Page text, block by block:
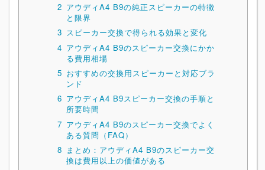
2 アウディA4 B9の純正スピーカーの特徴
と限界
3 スピーカー交換で得られる効果と変化
4 アウディA4 B9のスピーカー交換にかか
る費用相場
5 おすすめの交換用スピーカーと対応ブラ
ンド
6 アウディA4 B9スピーカー交換の手順と
所要時間
7 アウディA4 B9のスピーカー交換でよく
ある質問（FAQ）
8 まとめ：アウディA4 B9のスピーカー交
換は費用以上の価値がある